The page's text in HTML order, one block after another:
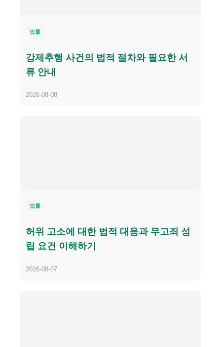
법률
강제추행 사건의 법적 절차와 필요한 서
류 안내
2026-08-08
법률
허위 고소에 대한 법적 대응과 무고죄 성
립 요건 이해하기
2026-08-07